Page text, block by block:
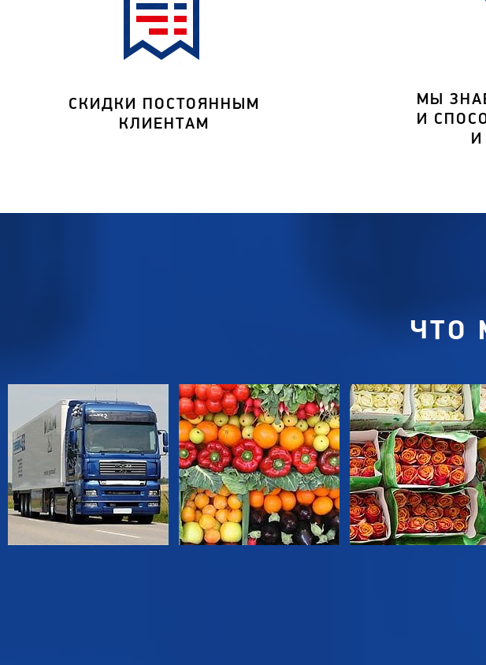
СКИДКИ ПОСТОЯННЫМ
КЛИЕНТАМ
МЫ
И
И
ЧТО